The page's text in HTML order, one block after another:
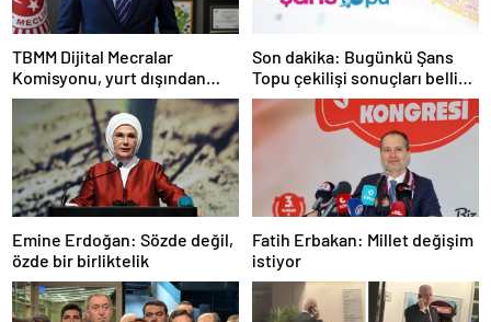
TBMM Dijital Mecralar
Komisyonu, yurt dışından
gelecek Google yetkililerini
dinleyecek
Son dakika: Bugünkü Şans
Topu çekilişi sonuçları belli
oldu! 7 Mayıs 2025 Şans Topu
bilet sonucu sorgulama
ekranı!
Emine Erdoğan: Sözde değil,
özde bir birliktelik
Fatih Erbakan: Millet değişim
istiyor